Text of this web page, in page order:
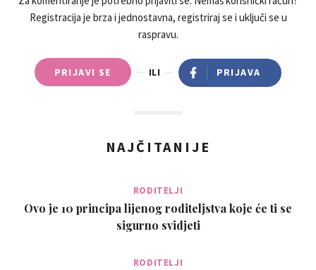
Registracija je brza i jednostavna, registriraj se i uključi se u
raspravu.
PRIJAVI SE ILI PRIJAVA
NAJČITANIJE
RODITELJI
Ovo je 10 principa lijenog roditeljstva koje će ti se
sigurno svidjeti
RODITELJI